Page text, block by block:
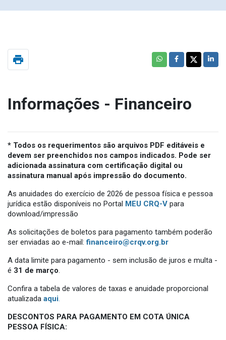
print
Informações - Financeiro
* Todos os requerimentos são arquivos PDF editáveis e
devem ser preenchidos nos campos indicados. Pode ser
adicionada assinatura com certificação digital ou
assinatura manual após impressão do documento.
As anuidades do exercício de 2026 de pessoa física e pessoa
jurídica estão disponíveis no Portal MEU CRQ-V para
download/impressão
As solicitações de boletos para pagamento também poderão
ser enviadas ao e-mail:financeiro@crqv.org.br
A data limite para pagamento - sem inclusão de juros e multa -
é 31 de março.
Confira a tabela de valores de taxas e anuidade proporcional
atualizada aqui.
DESCONTOS PARA PAGAMENTO EM COTA ÚNICA
PESSOA FÍSICA: